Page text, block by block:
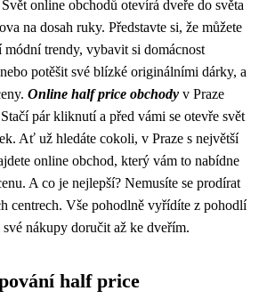
online obchodů otevírá dveře do světa
na dosah ruky. Představte si, že můžete
trendy, vybavit si domácnost
potěšit své blízké originálními dárky, a
Online half price obchody v Praze
pár kliknutí a před vámi se otevře svět
Ať už hledáte cokoli, v Praze s největší
online obchod, který vám to nabídne
A co je nejlepší? Nemusíte se prodírat
centrech. Vše pohodlně vyřídíte z pohodlí
své nákupy doručit až ke dveřím.
half price